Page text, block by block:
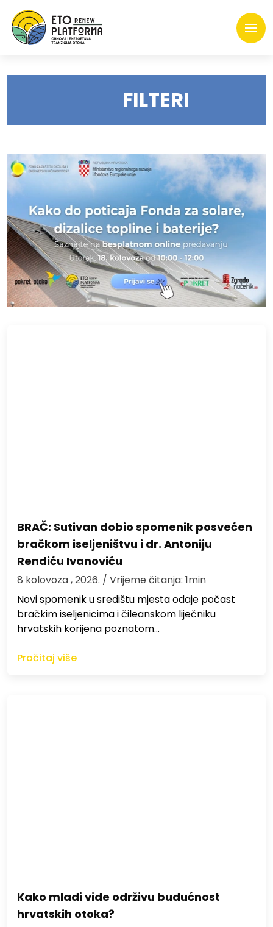
FILTERI
BRAČ: Sutivan dobio spomenik posvećen
bračkom iseljeništvu i dr. Antoniju
Rendiću Ivanoviću
8 kolovoza , 2026. / Vrijeme čitanja: 1min
Novi spomenik u središtu mjesta odaje počast
bračkim iseljenicima i čileanskom liječniku
hrvatskih korijena poznatom…
Pročitaj više
Kako mladi vide održivu budućnost
hrvatskih otoka?